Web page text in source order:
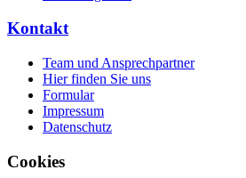
Kontakt
Team und Ansprechpartner
Hier finden Sie uns
Formular
Impressum
Datenschutz
Cookies